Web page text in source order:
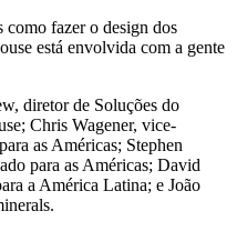
como fazer o design dos
está envolvida com a gente
diretor de Soluções do
Chris Wagener, vice-
as Américas; Stephen
para as Américas; David
a América Latina; e João